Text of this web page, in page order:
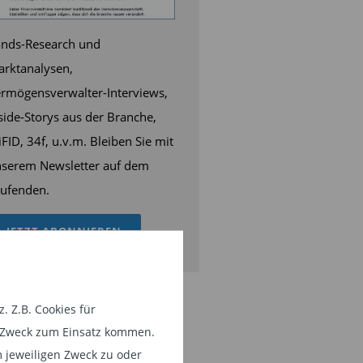
Z.B. Cookies für
zum Einsatz kommen.
Zweck zu oder
Research und
Interviews,
Storys aus der Branche,
34f, u.v.m. Bleiben Sie mit
Newsletter auf dem
JETZT ABONNIEREN